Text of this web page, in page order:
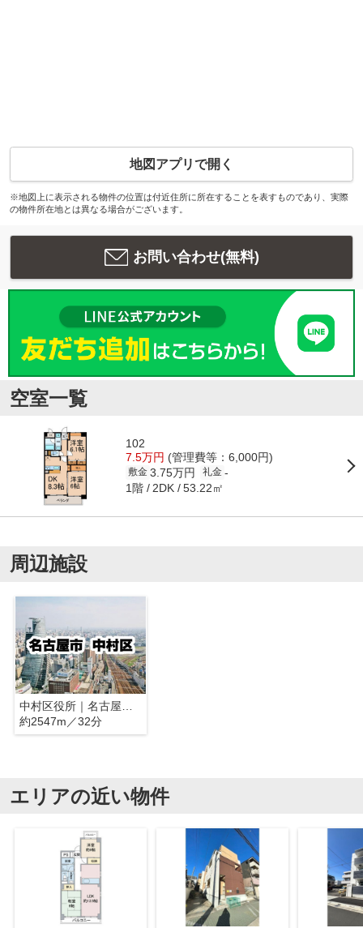
地図アプリで開く
※地図上に表示される物件の位置は付近住所に所在することを表すものであり、実際
の物件所在地とは異なる場合がございます。
お問い合わせ(無料)
空室一覧
102
7.5万円 (管理費等：6,000円)
敷金 3.75万円 礼金 -
1階 2DK 53.22㎡
周辺施設
中村区役所｜名古屋市中村区
約2547m／32分
エリアの近い物件